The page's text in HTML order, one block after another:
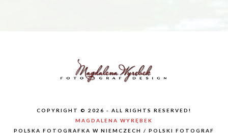
COPYRIGHT © 2026 - ALL RIGHTS RESERVED!
MAGDALENA WYRĘBEK
POLSKA FOTOGRAFKA W NIEMCZECH / POLSKI FOTOGRAF